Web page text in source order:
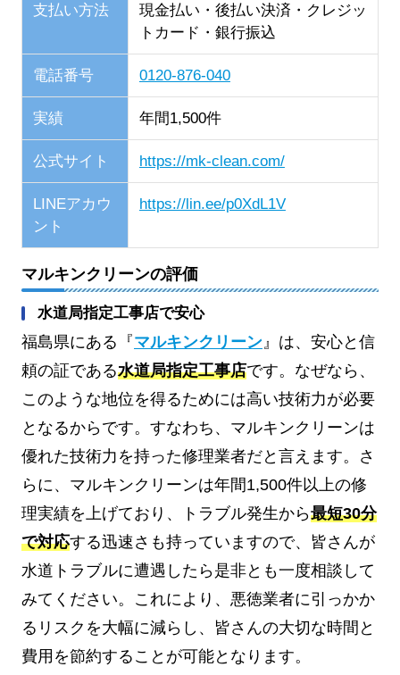
支払い方法
現金払い・後払い決済・クレジッ
トカード・銀行振込
電話番号 0120-876-040
実績 年間1,500件
公式サイト https://mk-clean.com/
LINEアカウ
ント
https://lin.ee/p0XdL1V
マルキンクリーンの評価
水道局指定工事店で安心
福島県にある『マルキンクリーン 』は、安心と信
頼の証である水道局指定工事店です。なぜなら、
このような地位を得るためには高い技術力が必要
となるからです。すなわち、マルキンクリーンは
優れた技術力を持った修理業者だと言えます。さ
らに、マルキンクリーンは年間1,500件以上の修
理実績を上げており、トラブル発生から最短30分
で対応する迅速さも持っていますので、皆さんが
水道トラブルに遭遇したら是非とも一度相談して
みてください。これにより、悪徳業者に引っかか
るリスクを大幅に減らし、皆さんの大切な時間と
費用を節約することが可能となります。